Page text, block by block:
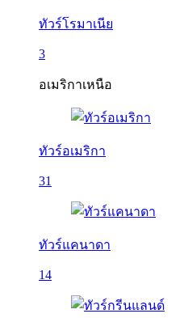
ทัวร์โรมาเนีย
3
อเมริกาเหนือ
ทัวร์อเมริกา
31
ทัวร์แคนาดา
14